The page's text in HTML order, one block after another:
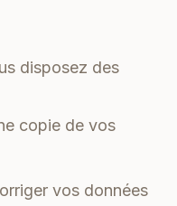
disposez des
copie de vos
vos données